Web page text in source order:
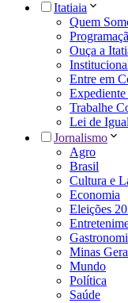
Itatiaia
Quem
Ouça a
Entre em
Trabalhe
Lei de
Jornalismo
Agro
Brasil
Cultura e
Economia
Eleições
Minas
Mundo
Política
Saúde